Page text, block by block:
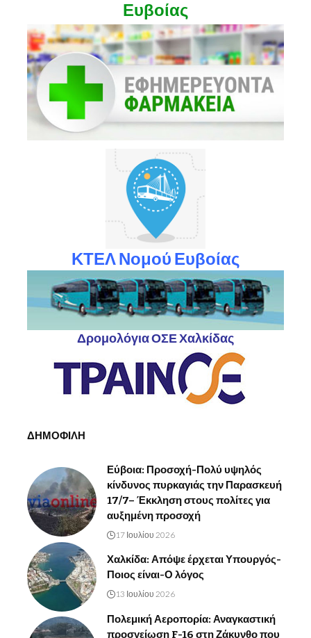
Ευβοίας
ΚΤΕΛ Νομού Ευβοίας
Δρομολόγια ΟΣΕ Χαλκίδας
ΔΗΜΟΦΙΛΗ
Εύβοια: Προσοχή-Πολύ υψηλός
κίνδυνος πυρκαγιάς την Παρασκευή
17/7– Έκκληση στους πολίτες για
αυξημένη προσοχή
17 Ιουλίου 2026
Χαλκίδα: Απόψε έρχεται Υπουργός-
Ποιος είναι-Ο λόγος
13 Ιουλίου 2026
Πολεμική Αεροπορία: Αναγκαστική
προσγείωση F-16 στη Ζάκυνθο που